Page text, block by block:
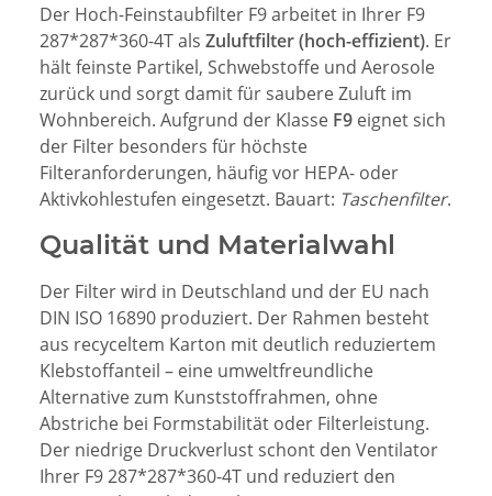
Der Hoch-Feinstaubfilter F9 arbeitet in Ihrer F9
287*287*360-4T als Zuluftfilter (hoch-effizient). Er
hält feinste Partikel, Schwebstoffe und Aerosole
zurück und sorgt damit für saubere Zuluft im
Wohnbereich. Aufgrund der Klasse F9 eignet sich
der Filter besonders für höchste
Filteranforderungen, häufig vor HEPA- oder
Aktivkohlestufen eingesetzt. Bauart: Taschenfilter.
Qualität und Materialwahl
Der Filter wird in Deutschland und der EU nach
DIN ISO 16890 produziert. Der Rahmen besteht
aus recyceltem Karton mit deutlich reduziertem
Klebstoffanteil – eine umweltfreundliche
Alternative zum Kunststoffrahmen, ohne
Abstriche bei Formstabilität oder Filterleistung.
Der niedrige Druckverlust schont den Ventilator
Ihrer F9 287*287*360-4T und reduziert den